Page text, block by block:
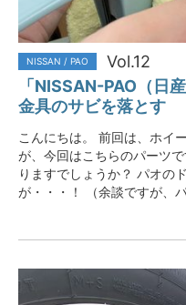
NISSAN / PAO
Vol.12
「NISSAN-PAO（日
金具のサビを落とす
こんにちは。 前回は、ホイ
が、今回はこちらのパーツ
りますでしょうか？ パオの
が・・・！ （余談ですが、